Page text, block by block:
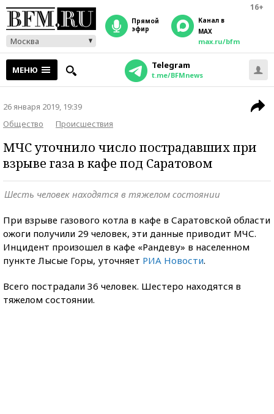
16+
Москва
прямой
эфир
Канал в
MAX
max.ru/bfm
МЕНЮ Telegram
t.me/BFMnews
26 января 2019, 19:39
Общество
Происшествия
МЧС уточнило число пострадавших при
взрыве газа в кафе под Саратовом
Шесть человек находятся в тяжелом состоянии
При взрыве газового котла в кафе в Саратовской области
ожоги получили 29 человек, эти данные приводит МЧС.
Инцидент произошел в кафе «Рандеву» в населенном
пункте Лысые Горы, уточняет РИА Новости.
Всего пострадали 36 человек. Шестеро находятся в
тяжелом состоянии.